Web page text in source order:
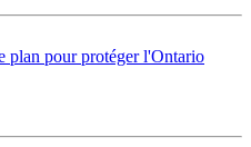
plan pour protéger l'Ontario